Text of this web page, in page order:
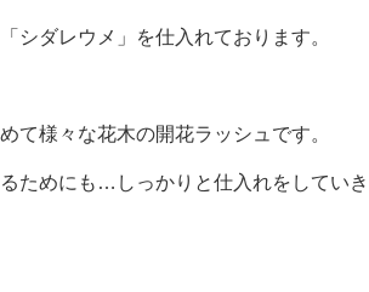
シダレウメ」を仕入れております。
て様々な花木の開花ラッシュです。
ためにも…しっかりと仕入れをしていき